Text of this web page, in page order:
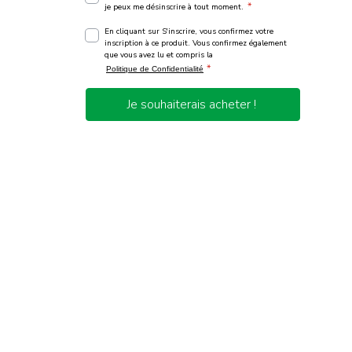
je peux me désinscrire à tout moment. *
En cliquant sur S'inscrire, vous confirmez votre
inscription à ce produit. Vous confirmez également
que vous avez lu et compris la
Politique de Confidentialité *
Je souhaiterais acheter !